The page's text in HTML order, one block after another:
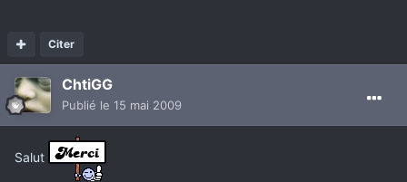
Citer
ChtiGG
Publié le 15 mai 2009
Salut